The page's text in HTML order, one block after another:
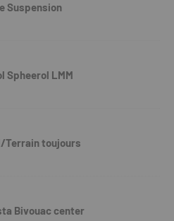
Suspension
Spheerol LMM
Terrain toujours
Bivouac center